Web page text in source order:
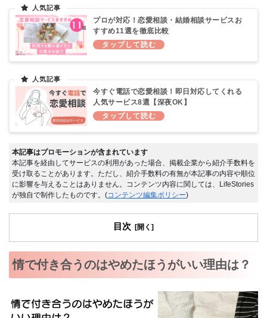
プロが対応！恋愛相談・結婚相談サービスお
すすめ11選を徹底比較
今すぐ電話で恋愛相談！即日対応してくれる
人気サービス8選【深夜OK】
本記事はプロモーションが含まれています
本記事を経由してサービスの利用があった場合、掲載企業から紹介手数料を
受け取ることがあります。ただし、紹介手数料の有無が本記事の内容や順位
に影響を与えることはありません。コンテンツ内容に関しては、LifeStories
が独自で制作したものです。(コンテンツ編集ポリシー)
目次
情で付き合うのはやめたほうがいい理由は？